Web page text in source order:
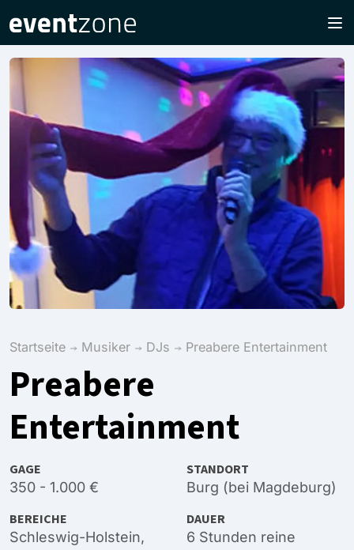
Startseite Musiker DJs Preabere Entertainment
Preabere
Entertainment
GAGE
350 - 1.000 €
STANDORT
Burg (bei Magdeburg)
BEREICHE
Schleswig-Holstein,
DAUER
6 Stunden reine